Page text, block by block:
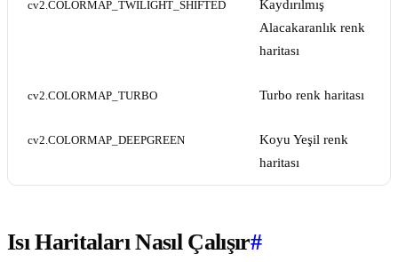
cv2.COLORMAP_TWILIGHT_SHIFTED
Kaydırılmış
Alacakaranlık renk
haritası
cv2.COLORMAP_TURBO Turbo renk haritası
cv2.COLORMAP_DEEPGREEN
Koyu Yeşil renk
haritası
Isı Haritaları Nasıl Çalışır#